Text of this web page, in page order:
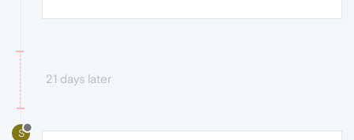
21 days later
S